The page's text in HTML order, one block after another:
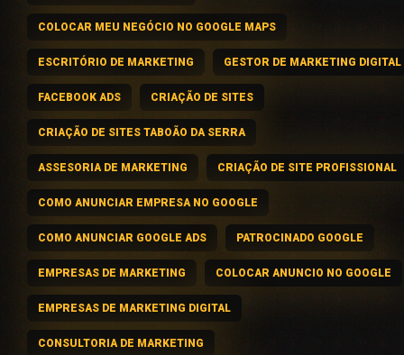
COLOCAR MEU NEGÓCIO NO GOOGLE MAPS
ESCRITÓRIO DE MARKETING GESTOR DE MARKETING DIGITAL
FACEBOOK ADS CRIAÇÃO DE SITES
CRIAÇÃO DE SITES TABOÃO DA SERRA
ASSESORIA DE MARKETING CRIAÇÃO DE SITE PROFISSIONAL
COMO ANUNCIAR EMPRESA NO GOOGLE
COMO ANUNCIAR GOOGLE ADS PATROCINADO GOOGLE
EMPRESAS DE MARKETING COLOCAR ANUNCIO NO GOOGLE
EMPRESAS DE MARKETING DIGITAL
CONSULTORIA DE MARKETING